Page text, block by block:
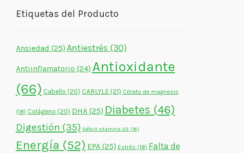
Etiquetas del Producto
Ansiedad (25) Antiestrés (30)
Antiinflamatorio (24) Antioxidante
(66) Cabello (20) CARLYLE(21) Citrato de magnesio
(18) Colágeno (20) DHA(25) Diabetes (46)
Digestión (35) Déficit vitamina D3 (16)
Energía (52) EPA(25) Estrés (18) Falta de